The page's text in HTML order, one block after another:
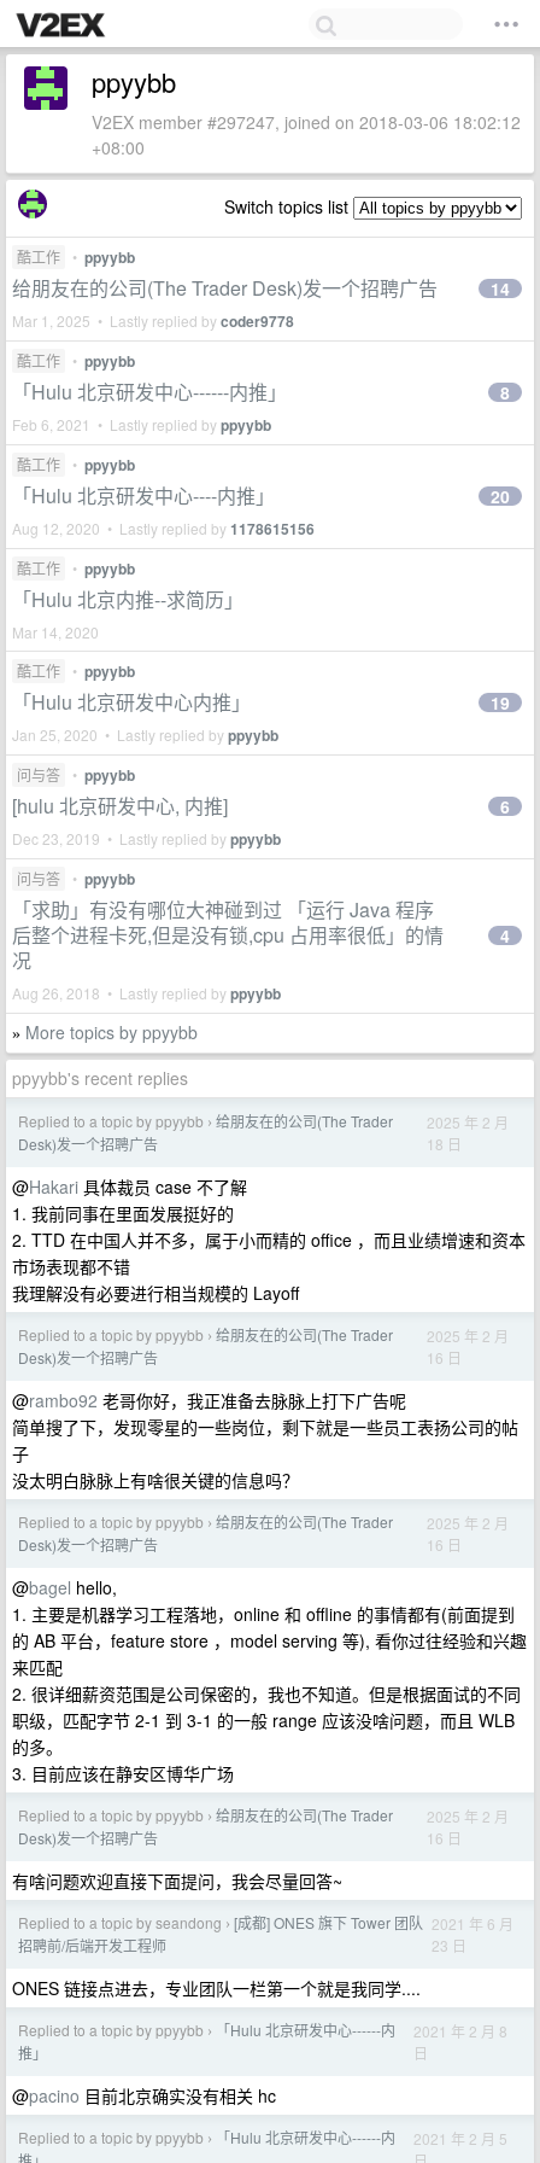
ppyybb
V2EX member #297247, joined on 2018-03-06 18:02:12
+08:00
Switch topics list
酷工作 • ppyybb
给朋友在的公司(The Trader Desk)发一个招聘广告
Mar 1, 2025 • Lastly replied bycoder9778
14
酷工作 • ppyybb
「Hulu 北京研发中心------内推」
Feb 6, 2021 • Lastly replied byppyybb
8
酷工作 • ppyybb
「Hulu 北京研发中心----内推」
Aug 12, 2020 • Lastly replied by1178615156
20
酷工作 • ppyybb
「Hulu 北京内推--求简历」
Mar 14, 2020
酷工作
• ppyybb
「Hulu 北京研发中心内推」
Jan 25, 2020 • Lastly replied byppyybb
19
问与答 • ppyybb
[hulu 北京研发中心, 内推]
Dec 23, 2019 • Lastly replied byppyybb
6
问与答 • ppyybb
「求助」有没有哪位大神碰到过 「运行 Java 程序
后整个进程卡死,但是没有锁,cpu 占用率很低」的情
况
Aug 26, 2018 • Lastly replied byppyybb
4
» More topics by ppyybb
ppyybb's recent replies
Replied to a topic by ppyybb › 给朋友在的公司(The Trader
Desk)发一个招聘广告
2025 年 2 月
18 日
@Hakari 具体裁员 case 不了解
1. 我前同事在里面发展挺好的
2. TTD 在中国人并不多，属于小而精的 office ，而且业绩增速和资本
市场表现都不错
我理解没有必要进行相当规模的 Layoff
Replied to a topic by ppyybb › 给朋友在的公司(The Trader
Desk)发一个招聘广告
2025 年 2 月
16 日
@rambo92 老哥你好，我正准备去脉脉上打下广告呢
简单搜了下，发现零星的一些岗位，剩下就是一些员工表扬公司的帖
子
没太明白脉脉上有啥很关键的信息吗？
Replied to a topic by ppyybb › 给朋友在的公司(The Trader
Desk)发一个招聘广告
2025 年 2 月
16 日
@bagel hello,
1. 主要是机器学习工程落地，online 和 offline 的事情都有(前面提到
的 AB 平台，feature store ，model serving 等), 看你过往经验和兴趣
来匹配
2. 很详细薪资范围是公司保密的，我也不知道。但是根据面试的不同
职级，匹配字节 2-1 到 3-1 的一般 range 应该没啥问题，而且 WLB
的多。
3. 目前应该在静安区博华广场
Replied to a topic by ppyybb › 给朋友在的公司(The Trader
Desk)发一个招聘广告
2025 年 2 月
16 日
有啥问题欢迎直接下面提问，我会尽量回答~
Replied to a topic by seandong › [成都] ONES 旗下 Tower 团队
招聘前/后端开发工程师
2021 年 6 月
23 日
ONES 链接点进去，专业团队一栏第一个就是我同学....
Replied to a topic by ppyybb ›
「Hulu 北京研发中心------内
推」
2021 年 2 月 8
日
@pacino 目前北京确实没有相关 hc
Replied to a topic by ppyybb ›
「Hulu 北京研发中心------内
2021 年 2 月 5